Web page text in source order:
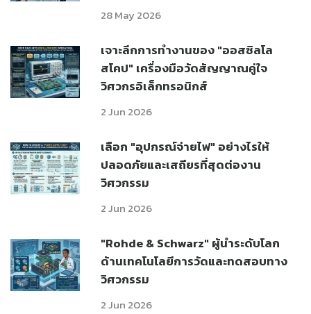
28 May 2026
เจาะลึกการทำงานของ "ออสซิลโล
สโคป" เครื่องมือวัดสัญญาณคู่ใจ
วิศวกรอิเล็กทรอนิกส์
2 Jun 2026
เลือก "อุปกรณ์จ่ายไฟ" อย่างไรให้
ปลอดภัยและเสถียรที่สุดต่องาน
วิศวกรรม
2 Jun 2026
"Rohde & Schwarz" ผู้นำระดับโลก
ด้านเทคโนโลยีการวัดและทดสอบทาง
วิศวกรรม
2 Jun 2026